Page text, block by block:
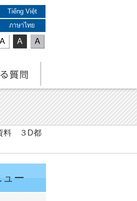
Tiếng Việt
ภาษาไทย
料 ３D都
ー